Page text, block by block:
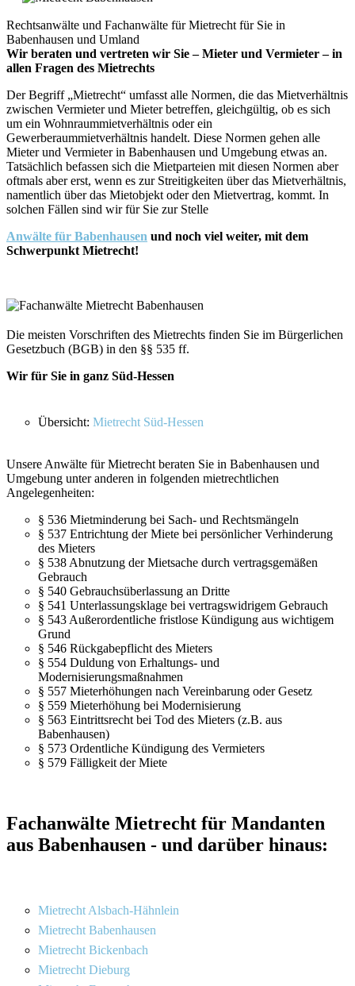
Rechtsanwälte und Fachanwälte für Mietrecht für Sie in
Babenhausen und Umland
Wir beraten und vertreten wir Sie – Mieter und Vermieter – in
allen Fragen des Mietrechts
Der Begriff „Mietrecht“ umfasst alle Normen, die das Mietverhältnis
zwischen Vermieter und Mieter betreffen, gleichgültig, ob es sich
um ein Wohnraummietverhältnis oder ein
Gewerberaummietverhältnis handelt. Diese Normen gehen alle
Mieter und Vermieter in Babenhausen und Umgebung etwas an.
Tatsächlich befassen sich die Mietparteien mit diesen Normen aber
oftmals aber erst, wenn es zur Streitigkeiten über das Mietverhältnis,
namentlich über das Mietobjekt oder den Mietvertrag, kommt. In
solchen Fällen sind wir für Sie zur Stelle
Anwälte für Babenhausen und noch viel weiter, mit dem
Schwerpunkt Mietrecht!
Die meisten Vorschriften des Mietrechts finden Sie im Bürgerlichen
Gesetzbuch (BGB) in den §§ 535 ff.
Wir für Sie in ganz Süd-Hessen
Übersicht: Mietrecht Süd-Hessen
Unsere Anwälte für Mietrecht beraten Sie in Babenhausen und
Umgebung unter anderen in folgenden mietrechtlichen
Angelegenheiten:
§ 536 Mietminderung bei Sach- und Rechtsmängeln
§ 537 Entrichtung der Miete bei persönlicher Verhinderung
des Mieters
§ 538 Abnutzung der Mietsache durch vertragsgemäßen
Gebrauch
§ 540 Gebrauchsüberlassung an Dritte
§ 541 Unterlassungsklage bei vertragswidrigem Gebrauch
§ 543 Außerordentliche fristlose Kündigung aus wichtigem
Grund
§ 546 Rückgabepflicht des Mieters
§ 554 Duldung von Erhaltungs- und
Modernisierungsmaßnahmen
§ 557 Mieterhöhungen nach Vereinbarung oder Gesetz
§ 559 Mieterhöhung bei Modernisierung
§ 563 Eintrittsrecht bei Tod des Mieters (z.B. aus
Babenhausen)
§ 573 Ordentliche Kündigung des Vermieters
§ 579 Fälligkeit der Miete
Fachanwälte Mietrecht für Mandanten
aus Babenhausen - und darüber hinaus:
Mietrecht Alsbach-Hähnlein
Mietrecht Babenhausen
Mietrecht Bickenbach
Mietrecht Dieburg